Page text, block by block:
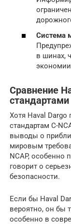
Система
в шинах,
Сравнение
стандартами
Хотя Haval Dargo
стандартам C-
выводы о
мировым
NCAP, особенно
говорит о
безопасности.
Если бы Haval
вероятно, он бы
особенно в